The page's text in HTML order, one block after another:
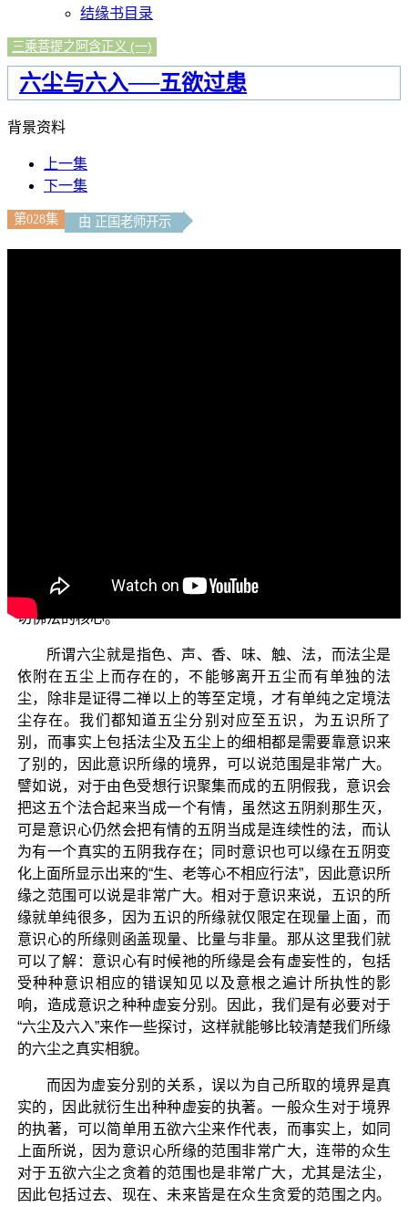
结缘书目录
三乘菩提之阿含正义 (一)
六尘与六入──五欲过患
背景资料
上一集
下一集
第028集 由 正国老师开示
义，而我们这几次节目中所要探讨的内容，也都是必须基
于有本识如来藏心的基础下才能成立，而事实上本识是一
切佛法的核心。
所谓六尘就是指色、声、香、味、触、法，而法尘是
依附在五尘上而存在的，不能够离开五尘而有单独的法
尘，除非是证得二禅以上的等至定境，才有单纯之定境法
尘存在。我们都知道五尘分别对应至五识，为五识所了
别，而事实上包括法尘及五尘上的细相都是需要靠意识来
了别的，因此意识所缘的境界，可以说范围是非常广大。
譬如说，对于由色受想行识聚集而成的五阴假我，意识会
把这五个法合起来当成一个有情，虽然这五阴刹那生灭，
可是意识心仍然会把有情的五阴当成是连续性的法，而认
为有一个真实的五阴我存在；同时意识也可以缘在五阴变
化上面所显示出来的“生、老等心不相应行法”，因此意识所
缘之范围可以说是非常广大。相对于意识来说，五识的所
缘就单纯很多，因为五识的所缘就仅限定在现量上面，而
意识心的所缘则函盖现量、比量与非量。那从这里我们就
可以了解：意识心有时候祂的所缘是会有虚妄性的，包括
受种种意识相应的错误知见以及意根之遍计所执性的影
响，造成意识之种种虚妄分别。因此，我们是有必要对于
“六尘及六入”来作一些探讨，这样就能够比较清楚我们所缘
的六尘之真实相貌。
而因为虚妄分别的关系，误以为自己所取的境界是真
实的，因此就衍生出种种虚妄的执著。一般众生对于境界
的执著，可以简单用五欲六尘来作代表，而事实上，如同
上面所说，因为意识心所缘的范围非常广大，连带的众生
对于五欲六尘之贪着的范围也是非常广大，尤其是法尘，
因此包括过去、现在、未来皆是在众生贪爱的范围之内。